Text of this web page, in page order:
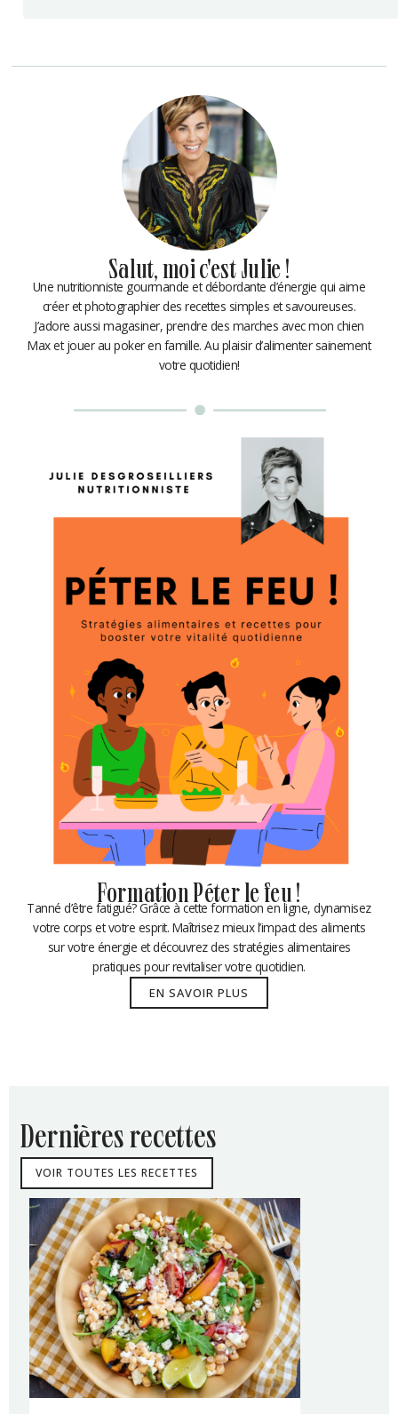
Salut, moi c'est Julie !
Une nutritionniste gourmande et débordante d’énergie qui aime
créer et photographier des recettes simples et savoureuses.
J’adore aussi magasiner, prendre des marches avec mon chien
Max et jouer au poker en famille. Au plaisir d’alimenter sainement
votre quotidien!
Formation Péter le feu !
Tanné d’être fatigué? Grâce à cette formation en ligne, dynamisez
votre corps et votre esprit. Maîtrisez mieux l’impact des aliments
sur votre énergie et découvrez des stratégies alimentaires
pratiques pour revitaliser votre quotidien.
EN SAVOIR PLUS
dernières recettes
VOIR TOUTES LES RECETTES